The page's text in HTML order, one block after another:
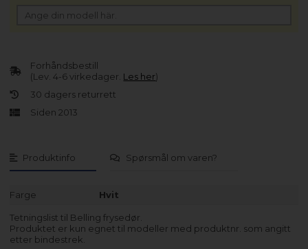
Produktinfo Spørsmål om varen?
Farge Hvit
Tetningslist til Belling frysedør.
Produktet er kun egnet til modeller med produktnr. som angitt
etter bindestrek.
Forhåndsbestill
(Lev. 4-6 virkedager. Les her)
30 dagers returrett
Siden 2013